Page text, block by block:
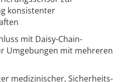
konsistenter
mit Daisy-Chain-
Umgebungen mit mehreren
medizinischer, Sicherheits-